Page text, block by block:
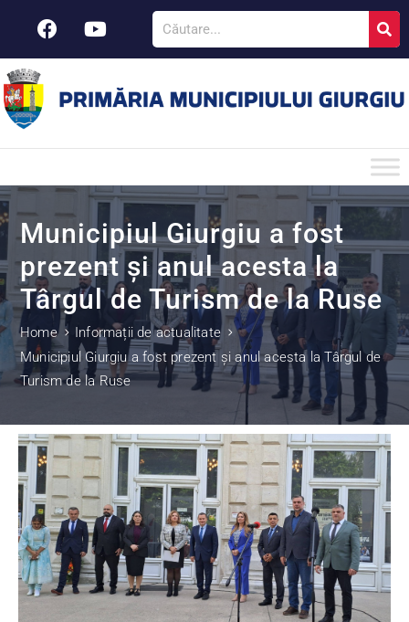
Municipiul Giurgiu a fost
prezent și anul acesta la
Târgul de Turism de la Ruse
Home
Informații de actualitate
Municipiul Giurgiu a fost prezent și anul acesta la Târgul de
Turism de la Ruse